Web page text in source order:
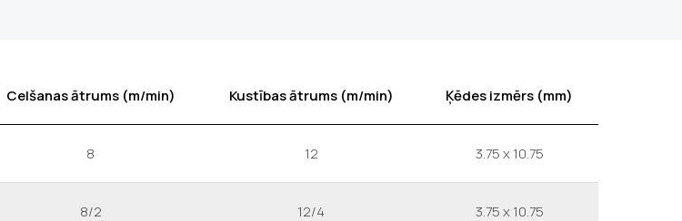
Celšanas ātrums (m/min) Kustības ātrums (m/min) Ķēdes izmērs (mm)
8 12 3.75 x 10.75
8/2 12/4 3.75 x 10.75